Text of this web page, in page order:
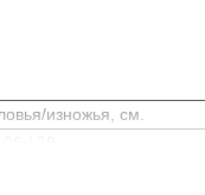
изножья, см.